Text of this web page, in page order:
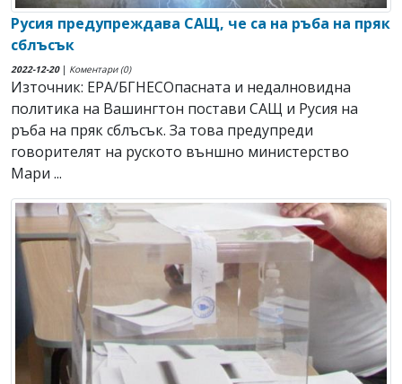
Русия предупреждава САЩ, че са на ръба на пряк
сблъсък
2022-12-20| Коментари (0)
Източник: EPA/БГНЕСОпасната и недалновидна
политика на Вашингтон постави САЩ и Русия на
ръба на пряк сблъсък. За това предупреди
говорителят на руското външно министерство
Мари ...